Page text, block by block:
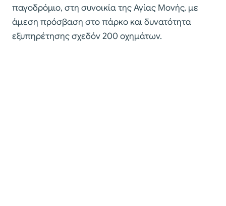
παγοδρόμιο, στη συνοικία της Αγίας Μονής, με
άμεση πρόσβαση στο πάρκο και δυνατότητα
εξυπηρέτησης σχεδόν 200 οχημάτων.